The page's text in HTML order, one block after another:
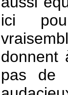
ici
donnent
pas de